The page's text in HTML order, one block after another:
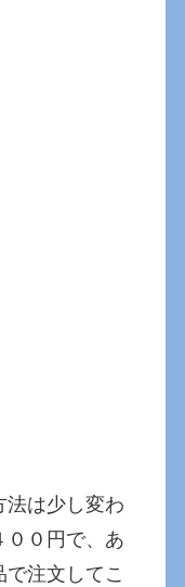
法は少し変わ
００円で、あ
注文してこ